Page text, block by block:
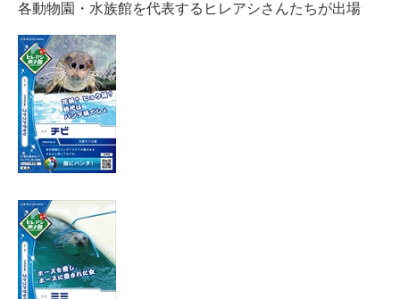
各動物園・水族館を代表するヒレアシさんたちが出場